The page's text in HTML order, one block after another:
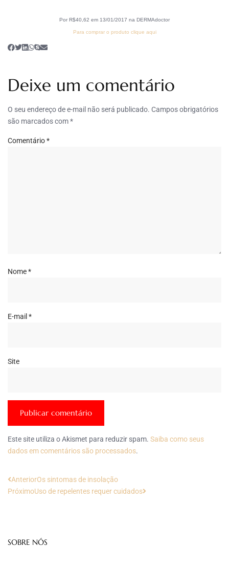
Por R$40,62 em 13/01/2017 na DERMAdoctor
Para comprar o produto clique aqui
Deixe um comentário
O seu endereço de e-mail não será publicado. Campos obrigatórios
são marcados com*
Comentário*
Nome*
E-mail *
Site
Este site utiliza o Akismet para reduzir spam. Saiba como seus
dados em comentários são processados.
AnteriorOs sintomas de insolação
PróximoUso de repelentes requer cuidados
SOBRE NÓS